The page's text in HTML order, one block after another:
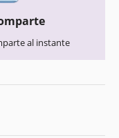
al instante